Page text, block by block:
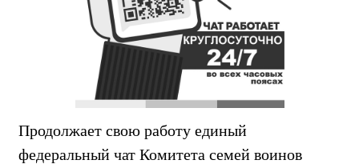
Продолжает свою работу единый
федеральный чат Комитета семей воинов